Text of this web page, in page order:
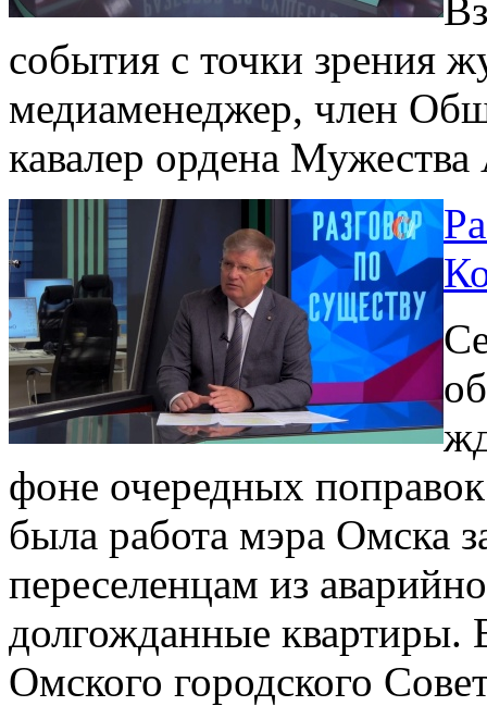
события с точки зрения
медиаменеджер, член
кавалер ордена
фоне очередных
была работа мэра Омска
переселенцам из
долгожданные квартиры.
Омского городского